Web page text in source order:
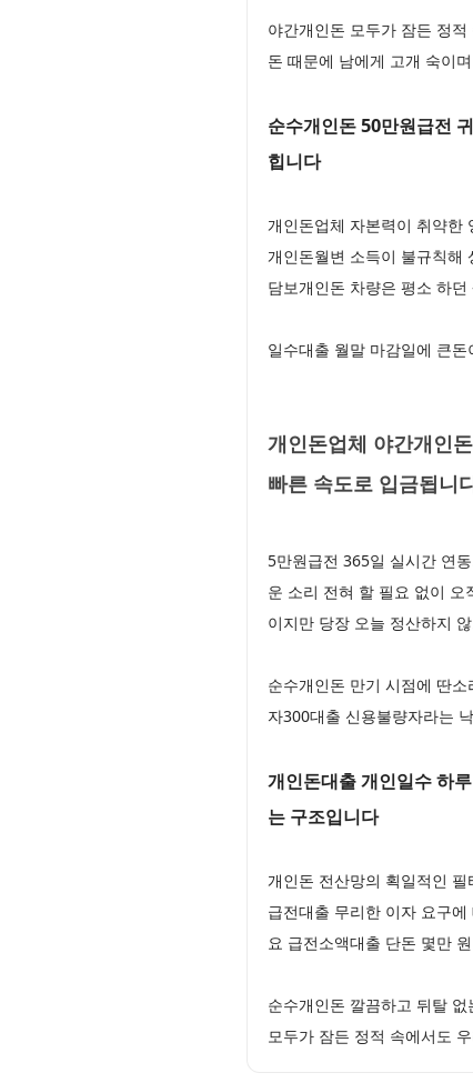
야간개인돈 모두가 잠든 정
돈 때문에 남에게 고개 숙이
순수개인돈 50만원급전
힙니다
개인돈업체 자본력이 취약한
개인돈월변 소득이 불규칙해
담보개인돈 차량은 평소 하
일수대출 월말 마감일에 큰
개인돈업체 야간개인
빠른 속도로 입금됩니
5만원급전 365일 실시간 연
운 소리 전혀 할 필요 없이
이지만 당장 오늘 정산하지
순수개인돈 만기 시점에 딴
자300대출 신용불량자라는
개인돈대출 개인일수 하
는 구조입니다
개인돈 전산망의 획일적인
급전대출 무리한 이자 요구
요 급전소액대출 단돈 몇만
순수개인돈 깔끔하고 뒤탈
모두가 잠든 정적 속에서도